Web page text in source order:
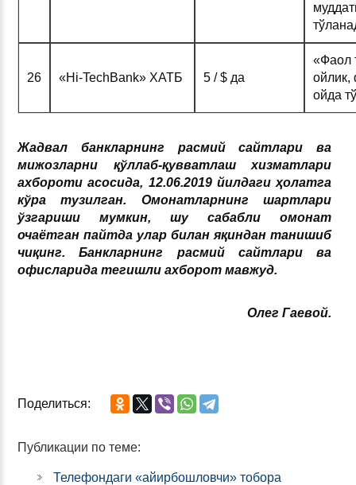
26 «Hi-TechBank» ХАТБ 5 / $ да
«Фаол
ойлик,
ойда
Жадвал банкларнинг расмий сайтлари ва
мижозларни қўллаб-қувватлаш хизматлари
ахбороти асосида, 12.06.2019 йилдаги ҳолатга
кўра тузилган. Омонатларнинг шартлари
ўзгариши мумкин, шу сабабли омонат
очаётган пайтда улар билан яқиндан танишиб
чиқинг. Банкларнинг расмий сайтлари ва
офисларида тегишли ахборот мавжуд.
Олег Гаевой.
Поделиться:
Публикации по теме:
Телефондаги «айирбошловчи» тобора